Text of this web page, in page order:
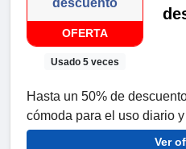
descuento
OFERTA
Usado 5 veces
Hasta un 50% de
cómoda para el uso diario
Ver